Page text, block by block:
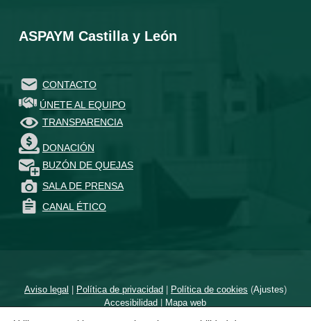
ASPAYM Castilla y León
CONTACTO
ÚNETE AL EQUIPO
TRANSPARENCIA
DONACIÓN
BUZÓN DE QUEJAS
SALA DE PRENSA
CANAL ÉTICO
Aviso legal | Política de privacidad| Política de cookies (Ajustes)
Accesibilidad | Mapa web